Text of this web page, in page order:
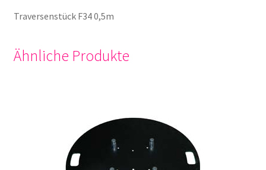
Traversenstück F34 0,5m
Ähnliche Produkte